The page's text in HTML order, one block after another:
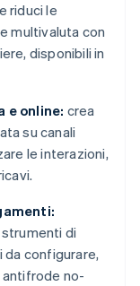
riduci le
multivaluta con
disponibili in
e online: crea
su canali
le interazioni,
strumenti di
configurare,
antifrode no-